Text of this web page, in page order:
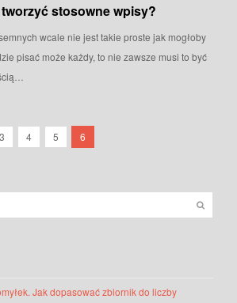
stosowne wpisy?
wcale nie jest takie proste jak mogłoby
pisać może każdy, to nie zawsze musi to być
3 4 5 6
Jak dopasować zbiornik do liczby